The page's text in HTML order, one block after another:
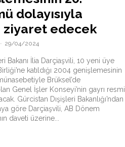
dolayısıyla
ziyaret edecek
- 29/04/2024
Bakanı İlia Darçiaşvili, 10 yeni üye
katıldığı 2004 genişlemesinin
Brüksel’de
Genel İşler Konseyi’nin gayrı resmi
göre Darçiaşvili, AB Dönem
daveti üzerine...